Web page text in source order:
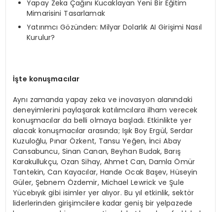
Yapay Zeka Çağını Kucaklayan Yeni Bir Eğitim
Mimarisini Tasarlamak
Yatırımcı Gözünden: Milyar Dolarlık AI Girişimi Nasıl
Kurulur?
İşte konuşmacılar
Aynı zamanda yapay zeka ve inovasyon alanındaki
deneyimlerini paylaşarak katılımcılara ilham verecek
konuşmacılar da belli olmaya başladı. Etkinlikte yer
alacak konuşmacılar arasında; Işık Boy Ergül, Serdar
Kuzuloğlu, Pınar Özkent, Tansu Yeğen, İnci Abay
Cansabuncu, Sinan Canan, Beyhan Budak, Barış
Karakullukçu, Ozan Sihay, Ahmet Can, Damla Ömür
Tantekin, Can Kayacılar, Hande Ocak Başev, Hüseyin
Güler, Şebnem Özdemir, Michael Lewrick ve Şule
Yücebıyık gibi isimler yer alıyor. Bu yıl etkinlik, sektör
liderlerinden girişimcilere kadar geniş bir yelpazede